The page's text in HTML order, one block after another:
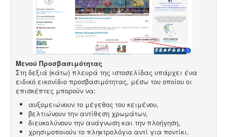
Μενού Προσβασιμότητας
Στη δεξιά (κάτω) πλευρά της ιστοσελίδας υπάρχει ένα
ειδικό εικονίδιο προσβασιμότητας, μέσω του οποίου οι
επισκέπτες μπορούν να:
αυξομειώνουν το μέγεθος του κειμένου,
βελτιώνουν την αντίθεση χρωμάτων,
διευκολύνουν την ανάγνωση και την πλοήγηση,
χρησιμοποιούν το πληκτρολόγιο αντί για ποντίκι.